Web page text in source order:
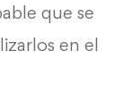
que se
en el